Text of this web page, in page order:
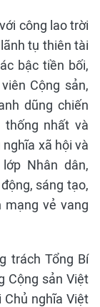
công lao trời
tụ thiên tài
bậc tiền bối,
Cộng sản,
dũng chiến
thống nhất và
xã hội và
Nhân dân,
sáng tạo,
mạng vẻ vang
trách Tổng Bí
Cộng sản Việt
Chủ nghĩa Việt